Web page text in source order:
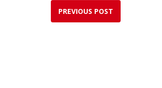
PREVIOUS POST